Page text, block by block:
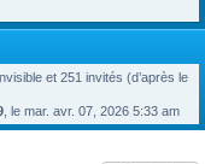
et 251 invités (d’après le
, le mar. avr. 07, 2026 5:33 am